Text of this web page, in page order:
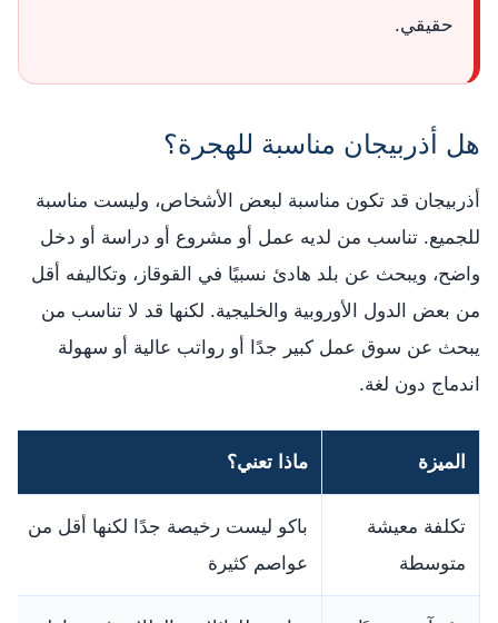
حقيقي.
هل أذربيجان مناسبة للهجرة؟
أذربيجان قد تكون مناسبة لبعض الأشخاص، وليست مناسبة
للجميع. تناسب من لديه عمل أو مشروع أو دراسة أو دخل
واضح، ويبحث عن بلد هادئ نسبيًا في القوقاز، وتكاليفه أقل
من بعض الدول الأوروبية والخليجية. لكنها قد لا تناسب من
يبحث عن سوق عمل كبير جدًا أو رواتب عالية أو سهولة
اندماج دون لغة.
الميزة ماذا تعني؟
تكلفة معيشة
متوسطة
باكو ليست رخيصة جدًا لكنها أقل من
عواصم كثيرة